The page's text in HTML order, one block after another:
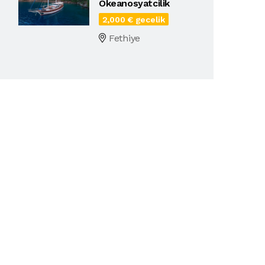
Okeanosyatcilik
2,000 € gecelik
Fethiye